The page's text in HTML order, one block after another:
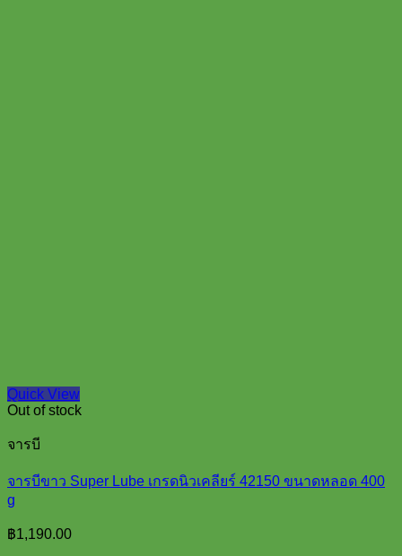
Quick View
Out of stock
จารบี
จารบีขาว Super Lube เกรดนิวเคลียร์ 42150 ขนาดหลอด 400
g
฿1,190.00